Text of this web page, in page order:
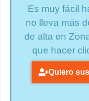
Es muy fácil
no lleva más
de alta en
que hacer
Quiero